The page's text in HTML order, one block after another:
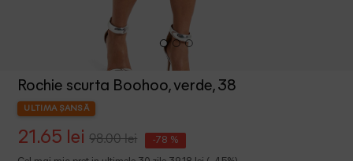
Rochie scurta Boohoo, verde, 38
ULTIMA ȘANSĂ
21.65 lei 98.00 lei -78 %